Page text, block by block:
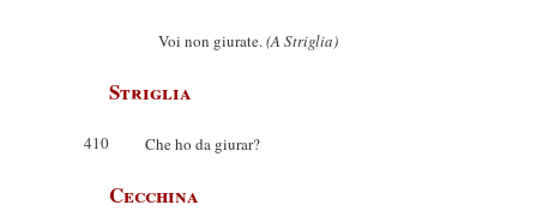
Voi non giurate.(A Striglia)
Striglia
410 Che ho da giurar?
Cecchina